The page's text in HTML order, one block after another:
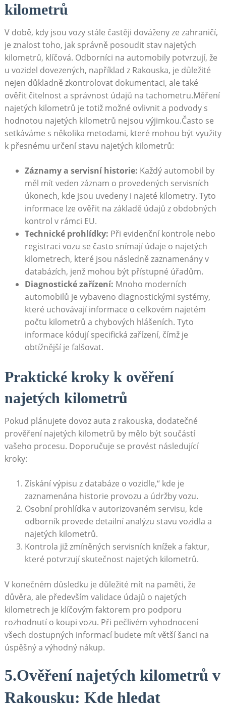
kilometrů
V době, kdy jsou vozy stále častěji dováženy ze zahraničí,
je znalost toho, jak správně posoudit stav najetých
kilometrů, klíčová. Odborníci na automobily potvrzují, že
u vozidel dovezených, například z Rakouska, je důležité
nejen důkladně zkontrolovat dokumentaci, ale také
ověřit čitelnost a správnost údajů na tachometru.Měření
najetých kilometrů je totiž možné ovlivnit a podvody s
hodnotou najetých kilometrů nejsou výjimkou.Často se
setkáváme s několika metodami, které mohou být využity
k přesnému určení stavu najetých kilometrů:
Záznamy a servisní historie: Každý automobil by
měl mít veden záznam o provedených servisních
úkonech, kde jsou uvedeny i najeté kilometry. Tyto
informace lze ověřit na základě údajů z obdobných
kontrol v rámci EU.
Technické prohlídky: Při evidenční kontrole nebo
registraci vozu se často snímají údaje o najetých
kilometrech, které jsou následně zaznamenány v
databázích, jenž mohou být přístupné úřadům.
Diagnostické zařízení: Mnoho moderních
automobilů je vybaveno diagnostickými systémy,
které uchovávají informace o celkovém najetém
počtu kilometrů a chybových hlášeních. Tyto
informace kódují specifická zařízení, čímž je
obtížnější je falšovat.
Praktické kroky k ověření
najetých kilometrů
Pokud plánujete dovoz auta z rakouska, dodatečné
prověření najetých kilometrů by mělo být součástí
vašeho procesu. Doporučuje se provést následující
kroky:
Získání výpisu z databáze o vozidle,“ kde je
zaznamenána historie provozu a údržby vozu.
Osobní prohlídka v autorizovaném servisu, kde
odborník provede detailní analýzu stavu vozidla a
najetých kilometrů.
Kontrola již zmíněných servisních knížek a faktur,
které potvrzují skutečnost najetých kilometrů.
V konečném důsledku je důležité mít na paměti, že
důvěra, ale především validace údajů o najetých
kilometrech je klíčovým faktorem pro podporu
rozhodnutí o koupi vozu. Při pečlivém vyhodnocení
všech dostupných informací budete mít větší šanci na
úspěšný a výhodný nákup.
5.Ověření najetých kilometrů v
Rakousku: Kde hledat